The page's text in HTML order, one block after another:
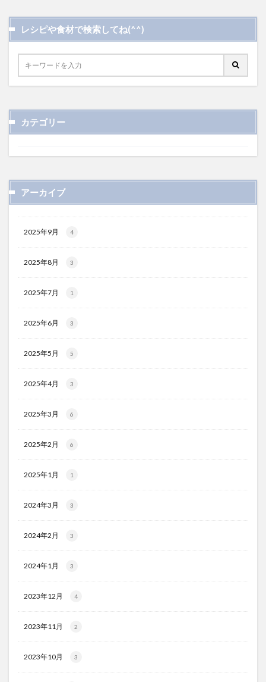
レシピや食材で検索してね(^^)
カテゴリー
アーカイブ
2025年9月 4
2025年8月 3
2025年7月 1
2025年6月 3
2025年5月 5
2025年4月 3
2025年3月 6
2025年2月 6
2025年1月 1
2024年3月 3
2024年2月 3
2024年1月 3
2023年12月 4
2023年11月 2
2023年10月 3